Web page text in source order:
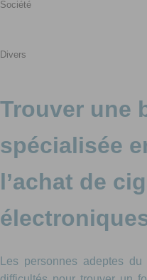
Société
Divers
Trouver une
spécialisée
l’achat de
Les personnes adeptes